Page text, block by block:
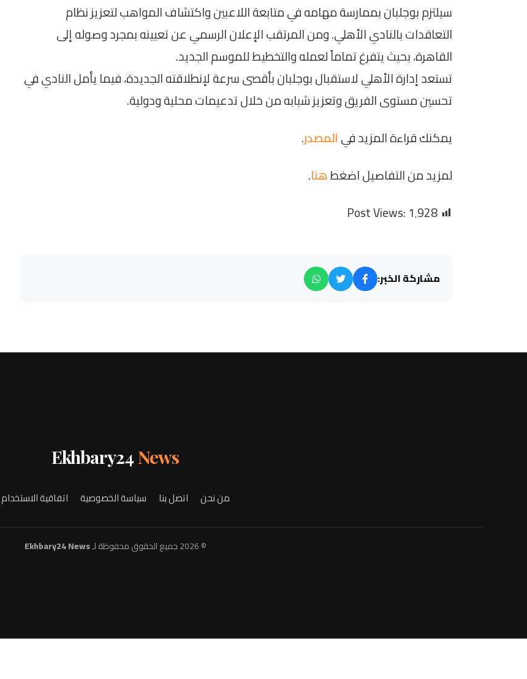
سيلتزم بوجلبان بممارسة مهامه في متابعة اللاعبين واكتشاف المواهب لتعزيز نظام
التعاقدات بالنادي الأهلي. ومن المرتقب الإعلان الرسمي عن تعيينه بمجرد وصوله إلى
القاهرة، بحيث يتفرغ تماماً لعمله والتخطيط للموسم الجديد.
تستعد إدارة الأهلي لاستقبال بوجلبان بأقصى سرعة لإنطلاقته الجديدة، فيما يأمل النادي في
تحسين مستوى الفريق وتعزيز شبابه من خلال تدعيمات محلية ودولية.
يمكنك قراءة المزيد فيالمصدر.
لمزيد من التفاصيل اضغطهنا.
Post Views:1٬928
مشاركة الخبر:
Ekhbary24 News
من نحن اتصل بنا سياسة الخصوصية اتفاقية الاستخدام
© 2026 جميع الحقوق محفوظة لـ Ekhbary24 News